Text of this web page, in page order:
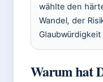
wählte den
Wandel, der
Warum hat